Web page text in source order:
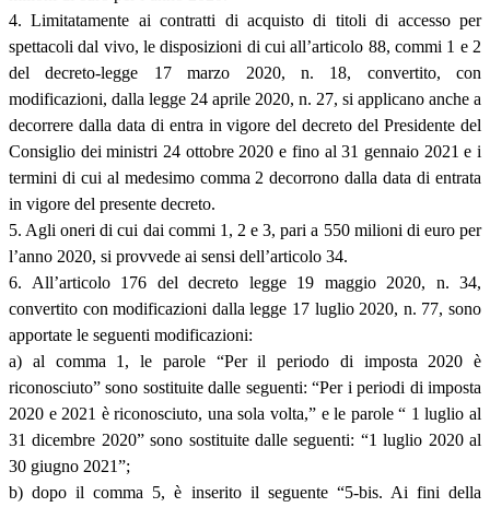
4. Limitatamente ai contratti di acquisto di titoli di accesso per
spettacoli dal vivo, le disposizioni di cui all’articolo 88, commi 1 e 2
del decreto-legge 17 marzo 2020, n. 18, convertito, con
modificazioni, dalla legge 24 aprile 2020, n. 27, si applicano anche a
decorrere dalla data di entra in vigore del decreto del Presidente del
Consiglio dei ministri 24 ottobre 2020 e fino al 31 gennaio 2021 e i
termini di cui al medesimo comma 2 decorrono dalla data di entrata
in vigore del presente decreto.
5. Agli oneri di cui dai commi 1, 2 e 3, pari a 550 milioni di euro per
l’anno 2020, si provvede ai sensi dell’articolo 34.
6. All’articolo 176 del decreto legge 19 maggio 2020, n. 34,
convertito con modificazioni dalla legge 17 luglio 2020, n. 77, sono
apportate le seguenti modificazioni:
a) al comma 1, le parole “Per il periodo di imposta 2020 è
riconosciuto” sono sostituite dalle seguenti: “Per i periodi di imposta
2020 e 2021 è riconosciuto, una sola volta,” e le parole “ 1 luglio al
31 dicembre 2020” sono sostituite dalle seguenti: “1 luglio 2020 al
30 giugno 2021”;
b) dopo il comma 5, è inserito il seguente “5-bis. Ai fini della